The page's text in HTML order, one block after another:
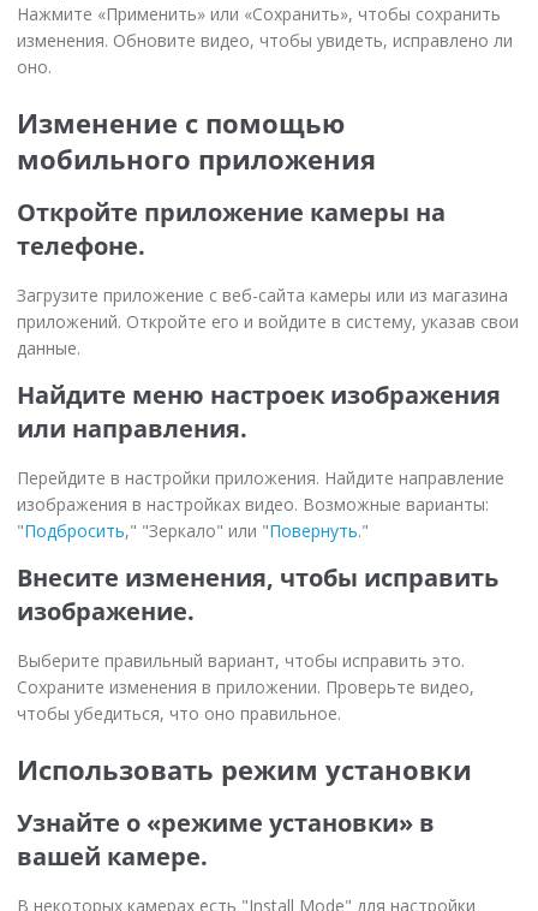
Нажмите «Применить» или «Сохранить», чтобы сохранить
изменения. Обновите видео, чтобы увидеть, исправлено ли
оно.
Изменение с помощью
мобильного приложения
Откройте приложение камеры на
телефоне.
Загрузите приложение с веб-сайта камеры или из магазина
приложений. Откройте его и войдите в систему, указав свои
данные.
Найдите меню настроек изображения
или направления.
Перейдите в настройки приложения. Найдите направление
изображения в настройках видео. Возможные варианты:
"Подбросить," "Зеркало" или "Повернуть."
Внесите изменения, чтобы исправить
изображение.
Выберите правильный вариант, чтобы исправить это.
Сохраните изменения в приложении. Проверьте видео,
чтобы убедиться, что оно правильное.
Использовать режим установки
Узнайте о «режиме установки» в
вашей камере.
В некоторых камерах есть "Install Mode" для настройки